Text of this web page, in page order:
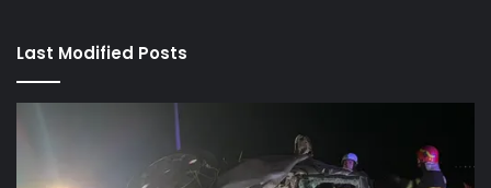
Last Modified Posts